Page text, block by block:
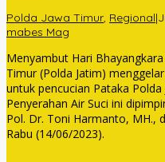
Polda Jawa Timur, Regional|
mabes Mag
Menyambut Hari
Timur (Polda Jatim)
untuk pencucian Pataka
Penyerahan Air Suci ini
Pol. Dr. Toni Harmanto, MH.,
Rabu (14/06/2023).